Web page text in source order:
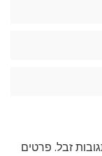
פרטים